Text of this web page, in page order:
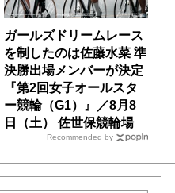
ガールズドリームレース
を制したのは佐藤水菜 準
決勝出場メンバーが決定
『第2回女子オールスタ
ー競輪（G1）』／8月8
日（土） 佐世保競輪場
Recommended by